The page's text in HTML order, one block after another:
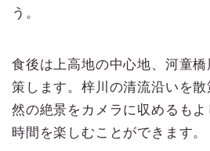
う。
食後は上高地の中心地、河童
策します。梓川の清流沿いを
然の絶景をカメラに収めるも
時間を楽しむことができます。